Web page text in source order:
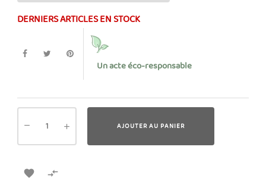
DERNIERS ARTICLES EN STOCK
Un acte éco-responsable
AJOUTER AU PANIER
 